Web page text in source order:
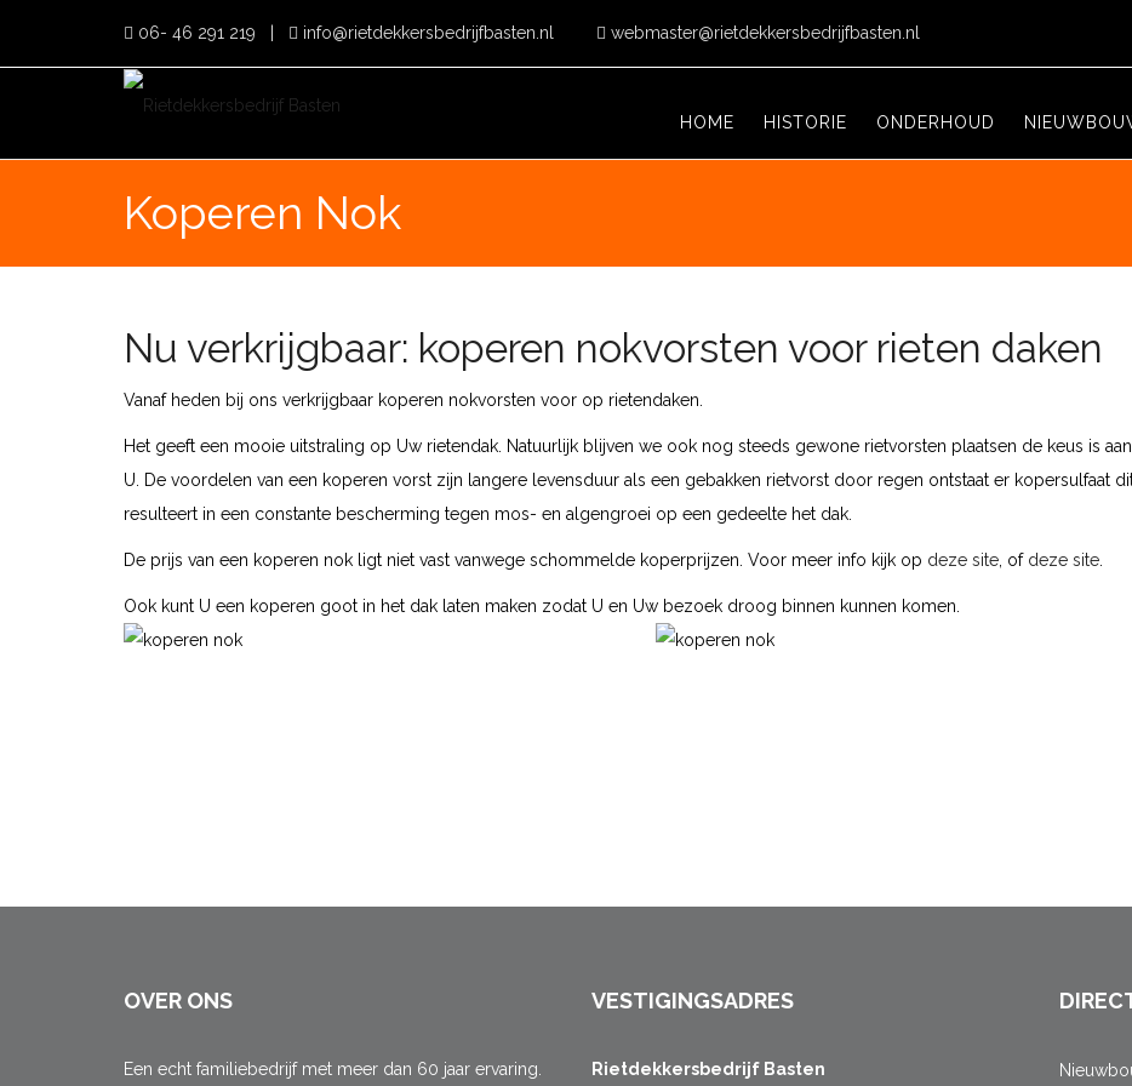
06- 46 291 219 info@rietdekkersbedrijfbasten.nl webmaster@rietdekkersbedrijfbasten.nl
HOME HISTORIE ONDERHOUD
Koperen Nok
Nu verkrijgbaar: koperen nokvorsten voor rieten daken
Vanaf heden bij ons verkrijgbaar koperen nokvorsten voor op rietendaken.
Het geeft een mooie uitstraling op Uw rietendak. Natuurlijk blijven we ook nog steeds gewone rietvorsten plaatsen de keus is aan
U. De voordelen van een koperen vorst zijn langere levensduur als een gebakken rietvorst door regen ontstaat er kopersulfaat
resulteert in een constante bescherming tegen mos- en algengroei op een gedeelte het dak.
De prijs van een koperen nok ligt niet vast vanwege schommelde koperprijzen. Voor meer info kijk op deze site , of deze site
Ook kunt U een koperen goot in het dak laten maken zodat U en Uw bezoek droog binnen kunnen komen.
OVER ONS
Een echt familiebedrijf met meer dan 60 jaar ervaring.
VESTIGINGSADRES
Rietdekkersbedrijf Basten